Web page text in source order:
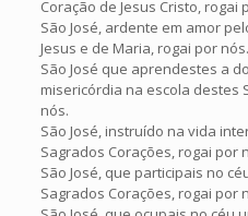
Coração de Jesus Cristo, rogai
São José, ardente em amor
Jesus e de Maria, rogai por nós.
São José que aprendestes a
misericórdia na escola destes
nós.
São José, instruído na vida
Sagrados Corações, rogai por
São José, que participais no
Sagrados Corações, rogai por